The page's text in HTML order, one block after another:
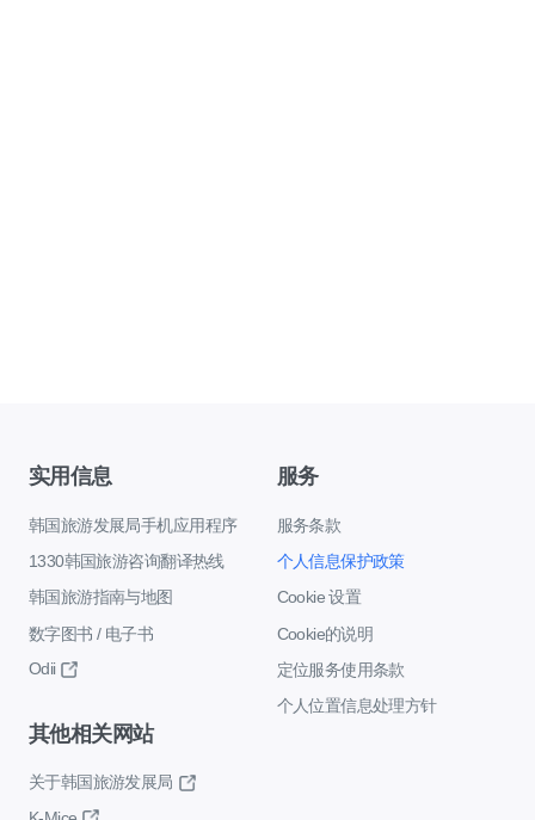
实用信息
韩国旅游发展局手机应用程序
1330韩国旅游咨询翻译热线
韩国旅游指南与地图
数字图书 / 电子书
Odii
服务
服务条款
个人信息保护政策
Cookie 设置
Cookie的说明
定位服务使用条款
个人位置信息处理方针
其他相关网站
关于韩国旅游发展局